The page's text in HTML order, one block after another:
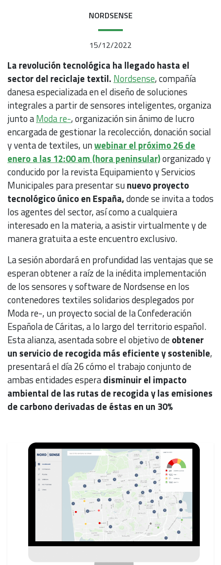
NORDSENSE
15/12/2022
La revolución tecnológica ha llegado hasta el
sector del reciclaje textil. Nordsense, compañía
danesa especializada en el diseño de soluciones
integrales a partir de sensores inteligentes, organiza
junto aModa re-, organización sin ánimo de lucro
encargada de gestionar la recolección, donación social
y venta de textiles, unwebinar el próximo 26 de
enero a las 12:00 am (hora peninsular)organizado y
conducido por la revista Equipamiento y Servicios
Municipales para presentar sunuevo proyecto
tecnológico único en España,donde se invita a todos
los agentes del sector, así como a cualquiera
interesado en la materia, a asistir virtualmente y de
manera gratuita a este encuentro exclusivo.
La sesión abordará en profundidad las ventajas que se
esperan obtener a raíz de la inédita implementación
de los sensores y software de Nordsense en los
contenedores textiles solidarios desplegados por
Moda re-, un proyecto social de la Confederación
Española de Cáritas, a lo largo del territorio español.
Esta alianza, asentada sobre el objetivo deobtener
un servicio de recogida más eficiente y sostenible,
presentará el día 26 cómo el trabajo conjunto de
ambas entidades esperadisminuir el impacto
ambiental de las rutas de recogida y las emisiones
de carbono derivadas de éstas en un 30%